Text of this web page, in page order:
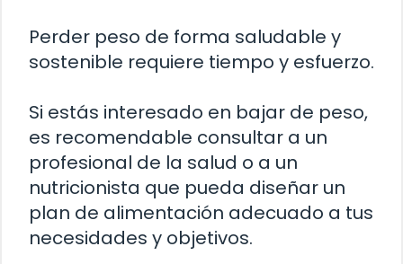
Perder peso de forma saludable y
sostenible requiere tiempo y esfuerzo.
Si estás interesado en bajar de peso,
es recomendable consultar a un
profesional de la salud o a un
nutricionista que pueda diseñar un
plan de alimentación adecuado a tus
necesidades y objetivos.